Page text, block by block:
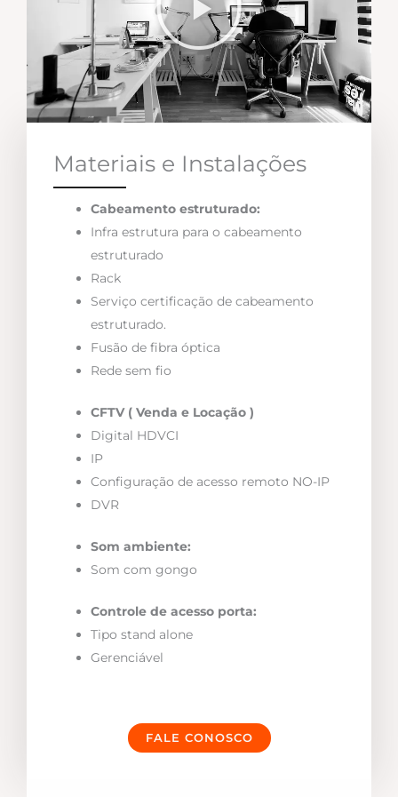
Materiais e Instalações
Cabeamento estruturado:
Infra estrutura para o cabeamento
estruturado
Rack
Serviço certificação de cabeamento
estruturado.
Fusão de fibra óptica
Rede sem fio
CFTV ( Venda e Locação )
Digital HDVCI
IP
Configuração de acesso remoto NO-IP
DVR
Som ambiente:
Som com gongo
Controle de acesso porta:
Tipo stand alone
Gerenciável
FALE CONOSCO